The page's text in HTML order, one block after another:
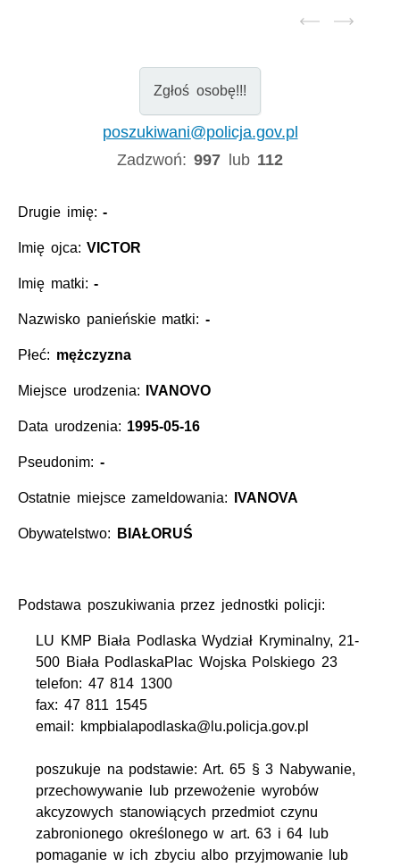
Zgłoś osobę!!!
poszukiwani@policja.gov.pl
Zadzwoń:997 lub 112
Drugie imię:-
Imię ojca:VICTOR
Imię matki:-
Nazwisko panieńskie matki: -
Płeć: mężczyzna
Miejsce urodzenia: IVANOVO
Data urodzenia: 1995-05-16
Pseudonim: -
Ostatnie miejsce zameldowania: IVANOVA
Obywatelstwo: BIAŁORUŚ
Podstawa poszukiwania przez jednostki policji:
LU KMP Biała Podlaska Wydział Kryminalny, 21-
500 Biała PodlaskaPlac Wojska Polskiego 23
telefon: 47 814 1300
fax: 47 811 1545
email: kmpbialapodlaska@lu.policja.gov.pl
poszukuje na podstawie: Art. 65 § 3 Nabywanie,
przechowywanie lub przewożenie wyrobów
akcyzowych stanowiących przedmiot czynu
zabronionego określonego w art. 63 i 64 lub
pomaganie w ich zbyciu albo przyjmowanie lub